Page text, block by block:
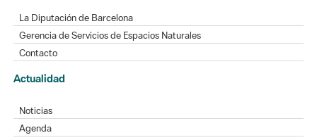
La Diputación de Barcelona
Gerencia de Servicios de Espacios Naturales
Contacto
Actualidad
Noticias
Agenda